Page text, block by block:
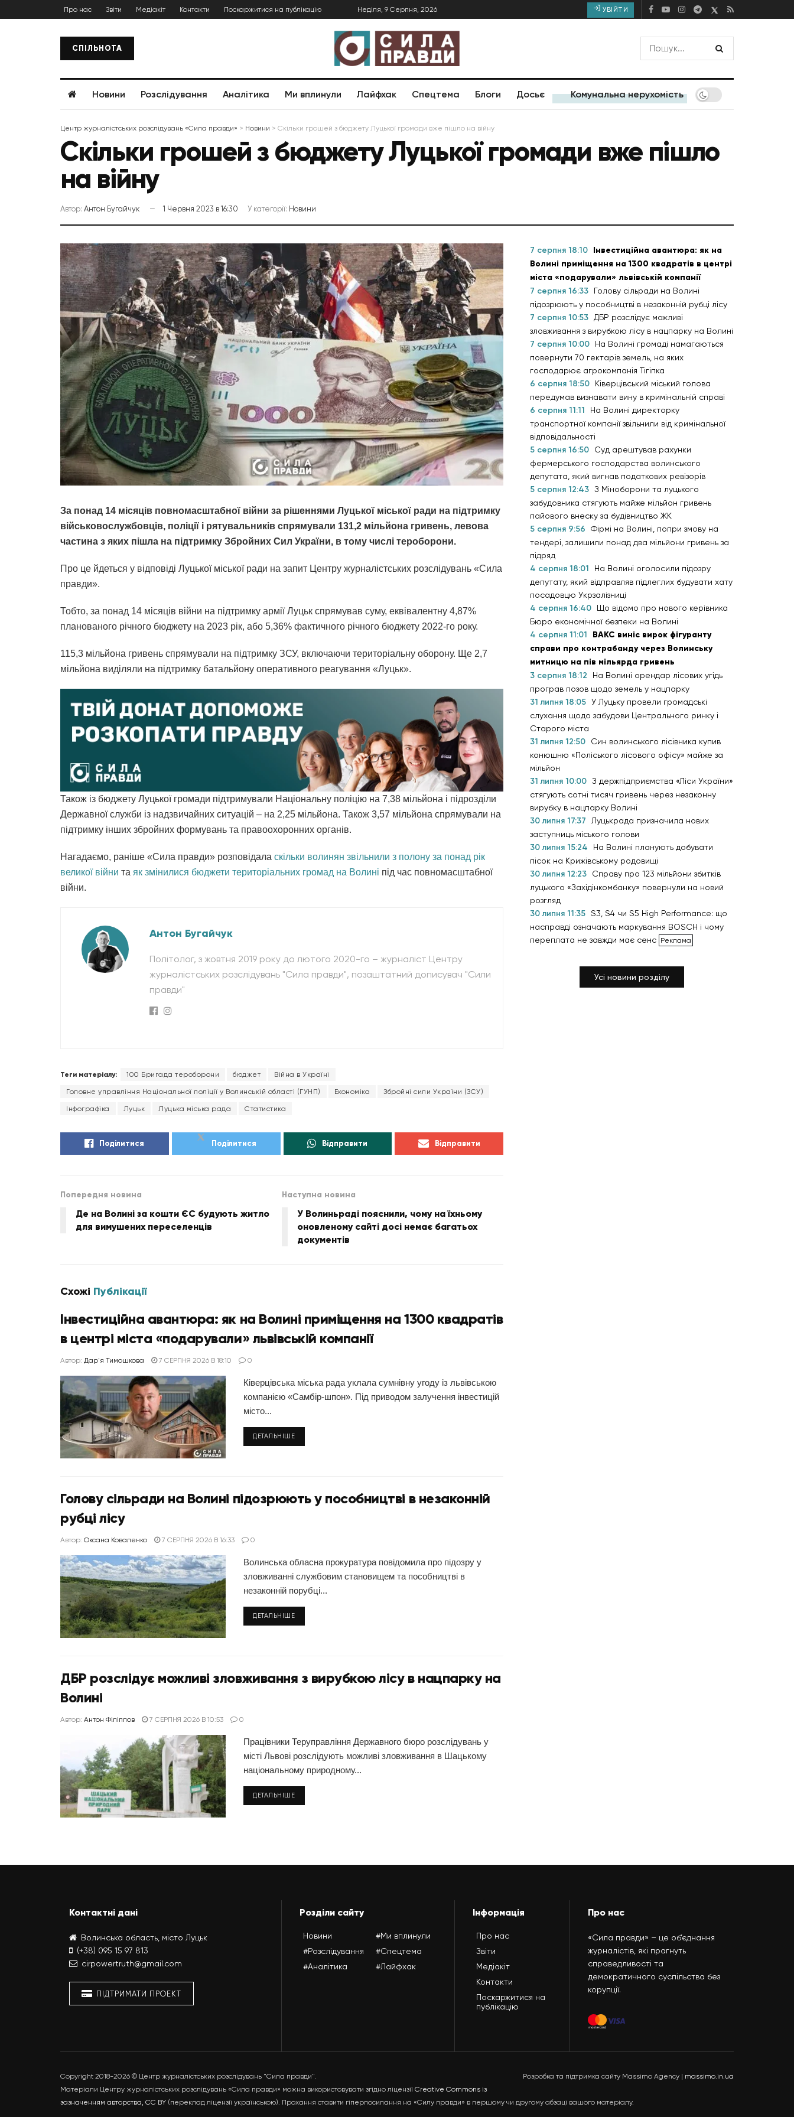
Про нас Звіти Медіакіт Контакти Поскаржитися на публікацію Неділя, 9 Серпня, 2026 УВІЙТИ
СПІЛЬНОТА
Новини Розслідування Аналітика Ми вплинули Лайфхак Спецтема Блоги Досьє Комунальна нерухомість
Центр журналістських розслідувань «Сила правди» > Новини > Скільки грошей з бюджету Луцької громади вже пішло на війну
Скільки грошей з бюджету Луцької громади вже пішло
на війну
Автор: Антон Бугайчук 1 Червня 2023 в 16:30 У категорії: Новини
За понад 14 місяців повномасштабної війни за рішеннями Луцької міської ради на підтримку
військовослужбовців, поліції і рятувальників спрямували 131,2 мільйона гривень, левова
частина з яких пішла на підтримку Збройних Сил України, в тому числі тероборони.
Про це йдеться у відповіді Луцької міської ради на запит Центру журналістських розслідувань «Сила
правди».
Тобто, за понад 14 місяців війни на підтримку армії Луцьк спрямував суму, еквівалентну 4,87%
планованого річного бюджету на 2023 рік, або 5,36% фактичного річного бюджету 2022-го року.
115,3 мільйона гривень спрямували на підтримку ЗСУ, включаючи територіальну оборону. Ще 2,7
мільйона виділяли на підтримку батальйону оперативного реагування «Луцьк».
Також із бюджету Луцької громади підтримували Національну поліцію на 7,38 мільйона і підрозділи
Державної служби із надзвичайних ситуацій – на 2,25 мільйона. Також 3,57 мільйона спрямували на
підтримку інших збройних формувань та правоохоронних органів.
Нагадаємо, раніше «Сила правди» розповідала скільки волинян звільнили з полону за понад рік
великої війни та як змінилися бюджети територіальних громад на Волині під час повномасштабної
війни.
Антон Бугайчук
Політолог, з жовтня 2019 року до лютого 2020-го – журналіст Центру
журналістських розслідувань "Сила правди", позаштатний дописувач "Сили
правди"
Теги матеріалу: 100 Бригада тероборони бюджет Війна в Україні
Головне управління Національної поліції у Волинській області (ГУНП) Економіка Збройні сили України (ЗСУ)
Інфографіка Луцьк Луцька міська рада Статистика
Поділитися Поділитися Відправити Відправити
Попередня новина
Де на Волині за кошти ЄС будують житло
для вимушених переселенців
Наступна новина
У Волиньраді пояснили, чому на їхньому
оновленому сайті досі немає багатьох
документів
Схожі Публікації
Інвестиційна авантюра: як на Волині приміщення на 1300 квадратів
в центрі міста «подарували» львівській компанії
Автор: Дар'я Тимошкова 7 СЕРПНЯ 2026 В 18:10 0
Ківерцівська міська рада уклала сумнівну угоду із львівською
компанією «Самбір-шпон». Під приводом залучення інвестицій
місто...
ДЕТАЛЬНІШЕ
Голову сільради на Волині підозрюють у пособництві в незаконній
рубці лісу
Автор: Оксана Коваленко 7 СЕРПНЯ 2026 В 16:33 0
Волинська обласна прокуратура повідомила про підозру у
зловживанні службовим становищем та пособництві в
незаконній порубці...
ДЕТАЛЬНІШЕ
ДБР розслідує можливі зловживання з вирубкою лісу в нацпарку на
Волині
Автор: Антон Філіппов 7 СЕРПНЯ 2026 В 10:53 0
Працівники Теруправління Державного бюро розслідувань у
місті Львові розслідують можливі зловживання в Шацькому
національному природному...
ДЕТАЛЬНІШЕ
7 серпня 18:10 Інвестиційна авантюра: як на
Волині приміщення на 1300 квадратів в центрі
міста «подарували» львівській компанії
7 серпня 16:33
Голову сільради на Волині
підозрюють у пособництві в незаконній рубці лісу
7 серпня 10:53 ДБР розслідує можливі
зловживання з вирубкою лісу в нацпарку на Волині
7 серпня 10:00
На Волині громаді намагаються
повернути 70 гектарів земель, на яких
господарює агрокомпанія Тігіпка
6 серпня 18:50
Ківерцівський міський голова
передумав визнавати вину в кримінальній справі
6 серпня 11:11
На Волині директорку
транспортної компанії звільнили від кримінальної
відповідальності
5 серпня 16:50
Суд арештував рахунки
фермерського господарства волинського
депутата, який вигнав податкових ревізорів
5 серпня 12:43 З Міноборони та луцького
забудовника стягують майже мільйон гривень
пайового внеску за будівництво ЖК
5 серпня 9:56
Фірмі на Волині, попри змову на
тендері, залишили понад два мільйони гривень за
підряд
4 серпня 18:01
На Волині оголосили підозру
депутату, який відправляв підлеглих будувати хату
посадовцю Укрзалізниці
4 серпня 16:40
Що відомо про нового керівника
Бюро економічної безпеки на Волині
4 серпня 11:01
ВАКС виніс вирок фігуранту
справи про контрабанду через Волинську
митницю на пів мільярда гривень
3 серпня 18:12
На Волині орендар лісових угідь
програв позов щодо земель у нацпарку
31 липня 18:05 У Луцьку провели громадські
слухання щодо забудови Центрального ринку і
Старого міста
31 липня 12:50
Син волинського лісівника купив
конюшню «Поліського лісового офісу» майже за
мільйон
31 липня 10:00 З держпідприємства «Ліси України»
стягують сотні тисяч гривень через незаконну
вирубку в нацпарку Волині
30 липня 17:37
Луцькрада призначила нових
заступниць міського голови
30 липня 15:24
На Волині планують добувати
пісок на Крижівському родовищі
30 липня 12:23
Справу про 123 мільйони збитків
луцького «Західінкомбанку» повернули на новий
розгляд
30 липня 11:35 S3, S4 чи S5 High Performance: що
насправді означають маркування BOSCH і чому
переплата не завжди має сенс
Усі новини розділу
Контактні дані
Волинська область, місто Луцьк
(+38) 095 15 97 813
cirpowertruth@gmail.com
ПІДТРИМАТИ ПРОЕКТ
Розділи сайту
Новини
#Розслідування
#Аналітика
#Ми вплинули
#Спецтема
#Лайфхак
Інформація
Про нас
Звіти
Медіакіт
Контакти
Поскаржитися на
публікацію
Про нас
«Сила правди» – це об’єднання
журналістів, які прагнуть
справедливості та
демократичного суспільства без
корупції.
Розробка та підтримка сайту Massimo Agency | massimo.in.ua
Copyright 2018-2026 © Центр журналістських розслідувань "Сила правди".
Матеріали Центру журналістських розслідувань «Сила правди» можна використовувати згідно ліцензії Creative Commons із
зазначенням авторства, CC BY (переклад ліцензії українською). Прохання ставити гіперпосилання на «Силу правди» в першому чи другому абзаці вашого матеріалу.